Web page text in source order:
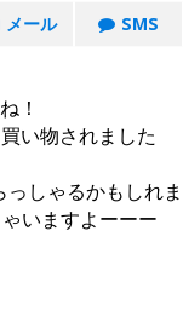
メール SMS
！
い物されました
しゃるかもしれま
いますよーーー